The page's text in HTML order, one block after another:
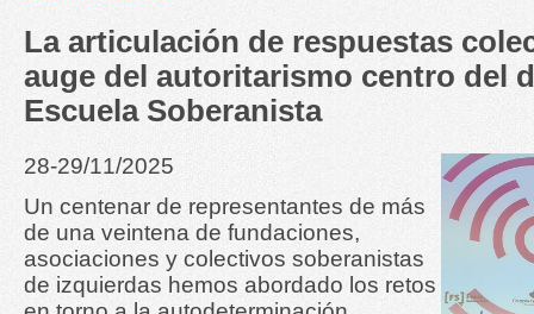
La articulación de respuestas
auge del autoritarismo centro del
Escuela Soberanista
28-29/11/2025
Un centenar de representantes de más
de una veintena de fundaciones,
asociaciones y colectivos soberanistas
de izquierdas hemos abordado los retos